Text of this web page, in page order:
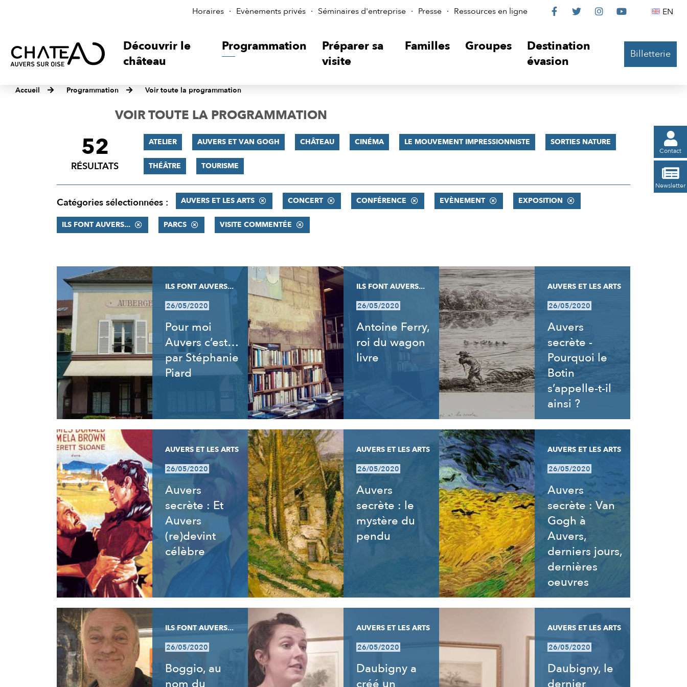
Horaires Evènements privés Séminaires d'entreprise Presse Ressources en ligne
Le
sur

Le

Le

Le
 EN
Découvrir le
château
Programmation
Préparer sa
visite
Familles Groupes
Destination
évasion
Billetterie
Accueil Programmation Voir toute la programmation

Contact

Newsletter
VOIR TOUTE LA PROGRAMMATION
FILTRER
RÉSULTATS
52
RÉSULTATS
ATELIER AUVERS ET VAN GOGH CHÂTEAU CINÉMA LE MOUVEMENT IMPRESSIONNISTE SORTIES NATURE
THÉÂTRE TOURISME
Catégories sélectionnées : AUVERS ET LES ARTS CONCERT CONFÉRENCE EVÈNEMENT EXPOSITION
ILS FONT AUVERS... PARCS VISITE COMMENTÉE
RÉSULTATS
ILS FONT AUVERS...
26/05/2020
Pour moi
Auvers c’est…
par Stéphanie
Piard
ILS FONT AUVERS...
26/05/2020
Antoine Ferry,
roi du wagon
livre
AUVERS ET LES ARTS
26/05/2020
Auvers
secrète -
Pourquoi le
Botin
s’appelle-t-il
ainsi ?
AUVERS ET LES ARTS
26/05/2020
Auvers
secrète : Et
Auvers
(re)devint
célèbre
AUVERS ET LES ARTS
26/05/2020
Auvers
secrète : le
mystère du
pendu
AUVERS ET LES ARTS
26/05/2020
Auvers
secrète : Van
Gogh à
Auvers,
derniers jours,
dernières
oeuvres
ILS FONT AUVERS...
26/05/2020
Boggio, au
nom du
AUVERS ET LES ARTS
26/05/2020
Daubigny a
créé un
AUVERS ET LES ARTS
26/05/2020
Daubigny, le
dernier